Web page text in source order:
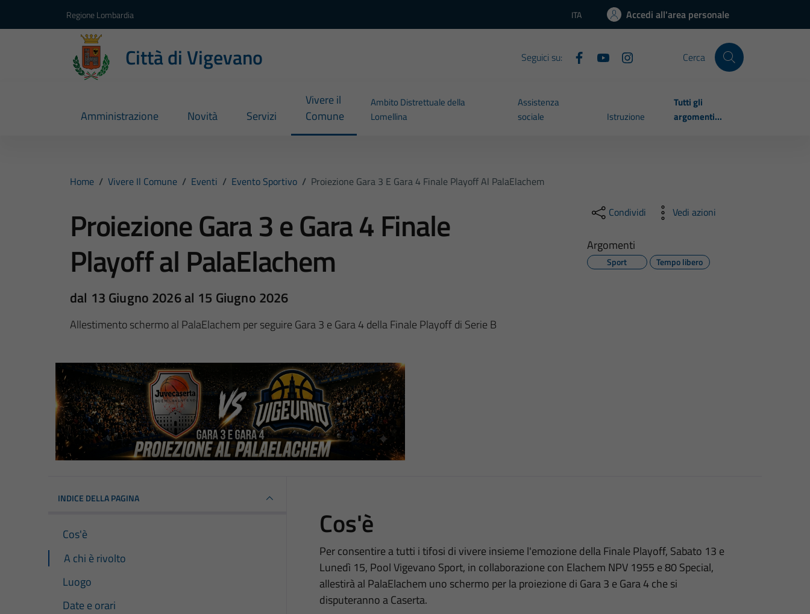
Regione Lombardia Lingua attiva:
ITA Accedi all'area personale
Città di Vigevano Seguici su: Cerca
Amministrazione Novità Servizi
Vivere il
Comune
Ambito Distrettuale della
Lomellina
Assistenza
sociale
Istruzione
Tutti gli
argomenti...
Home / Vivere Il Comune / Eventi / Evento Sportivo / Proiezione Gara 3 E Gara 4 Finale Playoff Al PalaElachem
Proiezione Gara 3 e Gara 4 Finale
Playoff al PalaElachem
dal 13 Giugno 2026 al 15 Giugno 2026
Allestimento schermo al PalaElachem per seguire Gara 3 e Gara 4 della Finale Playoff di Serie B
Condividi Vedi azioni
Argomenti
Sport Tempo libero
INDICE DELLA PAGINA
Cos'è
A chi è rivolto
Luogo
Date e orari
Cos'è
Per consentire a tutti i tifosi di vivere insieme l'emozione della Finale Playoff, Sabato 13 e
Lunedì 15, Pool Vigevano Sport, in collaborazione con Elachem NPV 1955 e 80 Special,
allestirà al PalaElachem uno schermo per la proiezione di Gara 3 e Gara 4 che si
disputeranno a Caserta.